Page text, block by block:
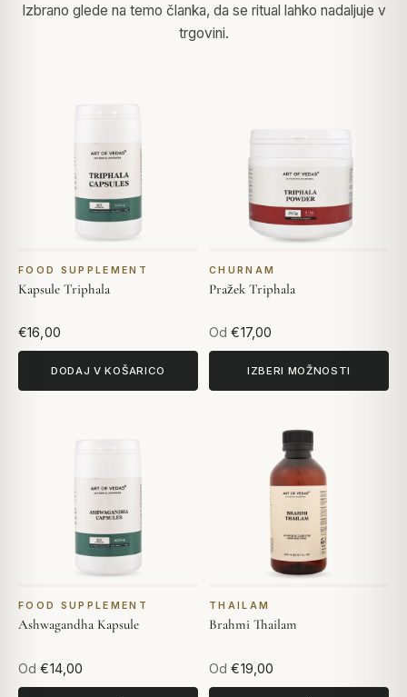
Izbrano glede na temo članka, da se ritual lahko nadaljuje v
trgovini.
FOOD SUPPLEMENT
Kapsule Triphala
€16,00
DODAJ V KOŠARICO
CHURNAM
Pražek Triphala
Od €17,00
IZBERI MOŽNOSTI
FOOD SUPPLEMENT
Ashwagandha Kapsule
Od €14,00
THAILAM
Brahmi Thailam
Od €19,00